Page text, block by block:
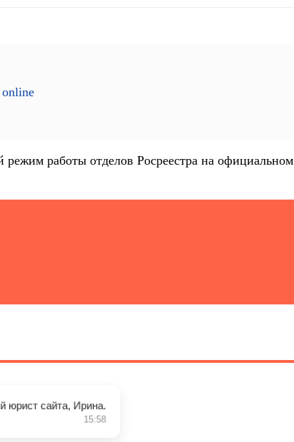
работы отделов Росреестра на официальном